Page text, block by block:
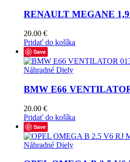
RENAULT MEGANE
20.00 €
Pridať do košíka
Save
Náhradné Diely
BMW E66
20.00 €
Pridať do košíka
Save
Náhradné Diely